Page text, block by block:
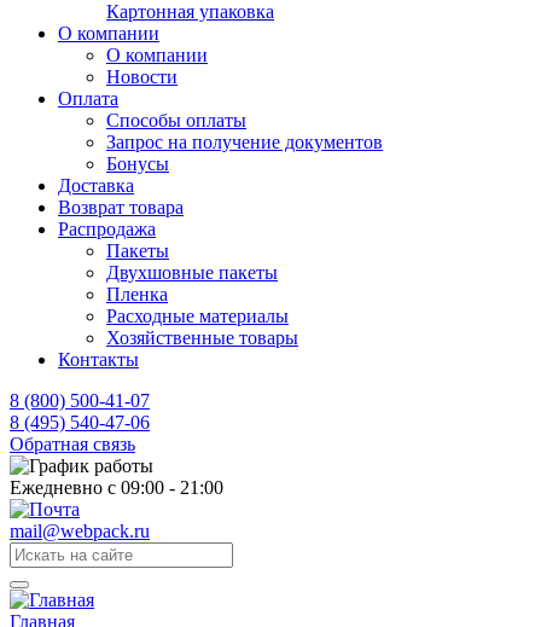
Картонная упаковка
О компании
О компании
Новости
Оплата
Способы оплаты
Запрос на получение документов
Бонусы
Доставка
Возврат товара
Распродажа
Пакеты
Двухшовные пакеты
Пленка
Расходные материалы
Хозяйственные товары
Контакты
8 (800) 500-41-07
8 (495) 540-47-06
Обратная связь
Ежедневно с 09:00 - 21:00
mail@webpack.ru
Главная